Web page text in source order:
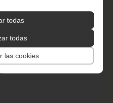
todas
todas
las cookies
un nuevo centro